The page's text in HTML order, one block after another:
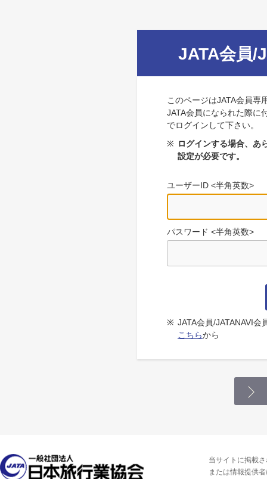
JATA会員/
このページはJATA会員専
JATA会員になられた際に
でログインして下さい。
※ ログインする場合、あ
設定が必要です。
ユーザーID <半角英数>
パスワード <半角英数>
※ JATA会員/JATANAVI
こちらから
当サイトに掲載
または情報提供